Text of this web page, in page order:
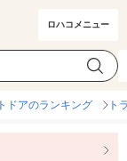
ロハコメニュー
カテゴリ選択
ドアのランキング ト